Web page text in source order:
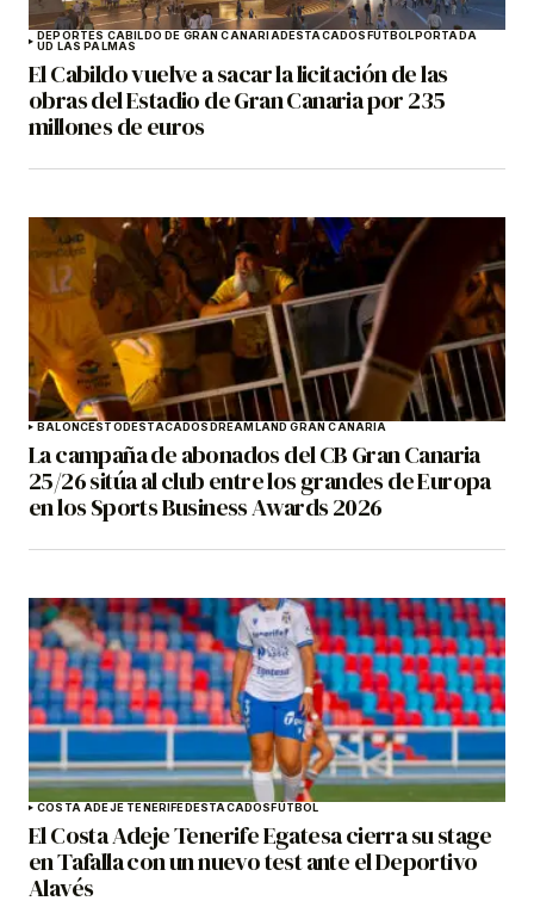
DEPORTES CABILDO DE GRAN CANARIADESTACADOSFÚTBOLPORTADA
UD LAS PALMAS
El Cabildo vuelve a sacar la licitación de las
obras del Estadio de Gran Canaria por 235
millones de euros
BALONCESTODESTACADOSDREAMLAND GRAN CANARIA
La campaña de abonados del CB Gran Canaria
25/26 sitúa al club entre los grandes de Europa
en los Sports Business Awards 2026
COSTA ADEJE TENERIFEDESTACADOSFÚTBOL
El Costa Adeje Tenerife Egatesa cierra su stage
en Tafalla con un nuevo test ante el Deportivo
Alavés